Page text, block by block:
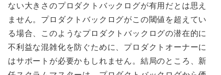
ない大きさのプロダクトバックログが有用だとは思え
ません。プロダクトバックログがこの閾値を超えてい
る場合、このようなプロダクトバックログの潜在的に
不利益な混雑化を防ぐために、プロダクトオーナーに
はサポートが必要かもしれません。結局のところ、新